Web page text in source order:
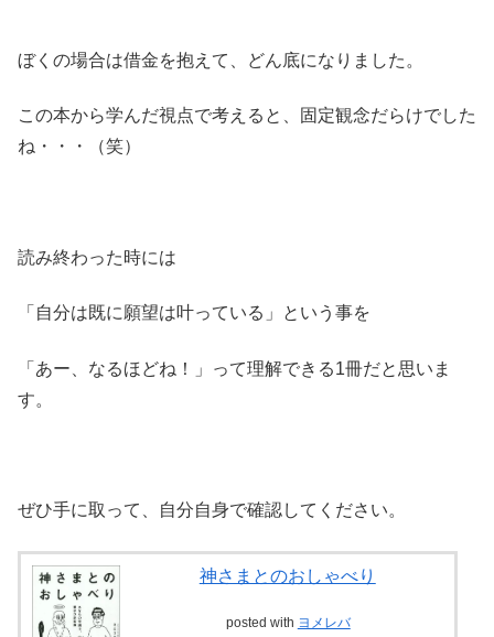
ぼくの場合は借金を抱えて、どん底になりました。
この本から学んだ視点で考えると、固定観念だらけでした
ね・・・（笑）
読み終わった時には
「自分は既に願望は叶っている」という事を
「あー、なるほどね！」って理解できる1冊だと思いま
す。
ぜひ手に取って、自分自身で確認してください。
神さまとのおしゃべり
posted with ヨメレバ